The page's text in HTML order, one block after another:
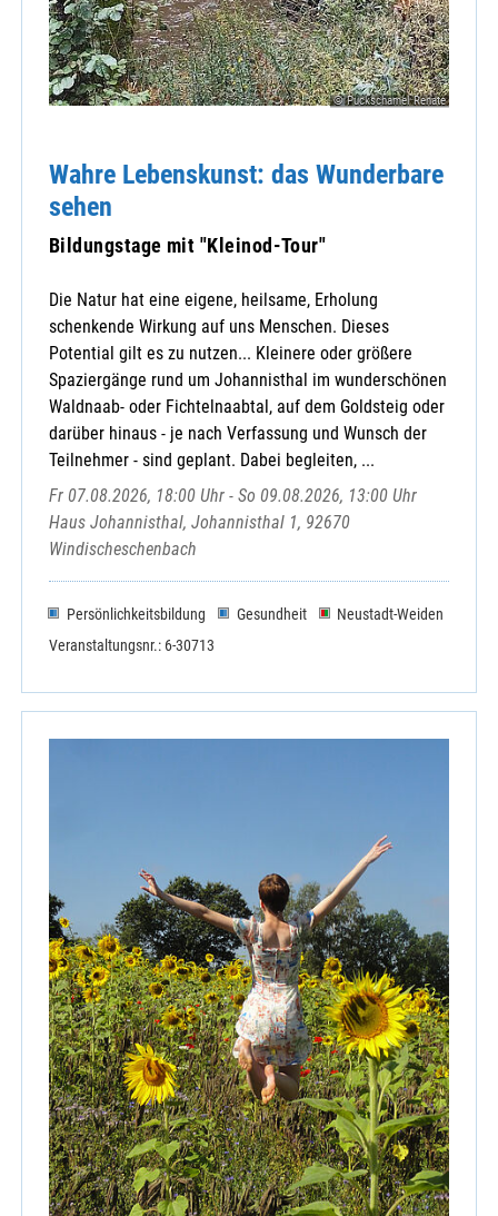
© Puckschamel Renate
Wahre Lebenskunst: das Wunderbare
sehen
Bildungstage mit "Kleinod-Tour"
Die Natur hat eine eigene, heilsame, Erholung
schenkende Wirkung auf uns Menschen. Dieses
Potential gilt es zu nutzen... Kleinere oder größere
Spaziergänge rund um Johannisthal im wunderschönen
Waldnaab- oder Fichtelnaabtal, auf dem Goldsteig oder
darüber hinaus - je nach Verfassung und Wunsch der
Teilnehmer - sind geplant. Dabei begleiten, ...
Fr 07.08.2026, 18:00 Uhr - So 09.08.2026, 13:00 Uhr
Haus Johannisthal, Johannisthal 1, 92670
Windischeschenbach
Persönlichkeitsbildung Gesundheit
Neustadt-Weiden
Veranstaltungsnr.: 6-30713